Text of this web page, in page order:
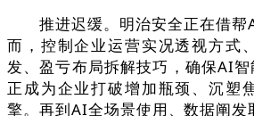
推进迟缓。明治安全正在借帮
而，控制企业运营实况透视方式
发、盈亏布局拆解技巧，确保AI智
正成为企业打破增加瓶颈、沉塑
擎。再到AI全场景使用、数据阐发